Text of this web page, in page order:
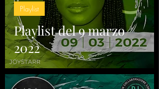
Playlist del 9 marzo
2022
Playlist